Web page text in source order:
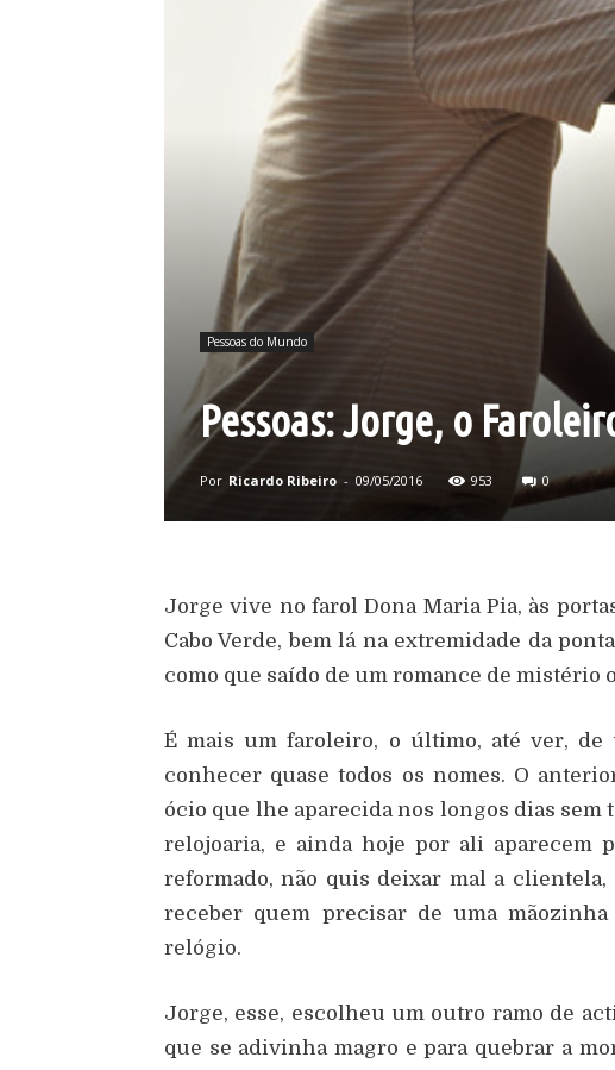
Pessoas do Mundo
Pessoas: Jorge, o
Por Ricardo Ribeiro - 09/05/2016 953 0
Jorge vive no farol Dona Maria Pia, às
Cabo Verde, bem lá na extremidade da
como que saído de um romance de mistério
É mais um faroleiro, o último, até ver, de
conhecer quase todos os nomes. O
ócio que lhe aparecida nos longos dias sem
relojoaria, e ainda hoje por ali aparecem
reformado, não quis deixar mal a clientela,
receber quem precisar de uma
relógio.
Jorge, esse, escolheu um outro ramo de
que se adivinha magro e para quebrar a